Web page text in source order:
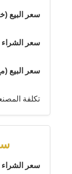
سعر البيع (خام): 2,589.71
سعر الشراء (مع
سعر البيع (مع
تكلفة المصنعية: 201.14
سعر الشراء (خام):